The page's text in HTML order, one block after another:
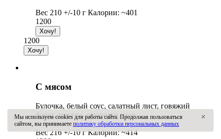
Вес 210 +/-10 г Калории: ~401
1200
1200
С мясом
Булочка, белый соус, салатный лист, говяжий
фарш, томаты, огурчики, сыр
Вес 216 +/-10 г Калории: ~414
Мы используем cookies для работы сайта. Продолжая пользоваться
сайтом, вы принимаете политику обработки персональных данных
✕